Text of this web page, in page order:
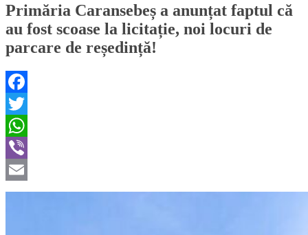
Primăria Caransebeș a anunțat faptul că
au fost scoase la licitație, noi locuri de
parcare de reședință!
Facebook
Twitter
WhatsApp
Viber
Email